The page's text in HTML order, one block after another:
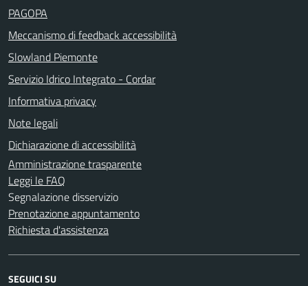
PAGOPA
Meccanismo di feedback accessibilità
Slowland Piemonte
Servizio Idrico Integrato - Cordar
Informativa privacy
Note legali
Dichiarazione di accessibilità
Amministrazione trasparente
Leggi le FAQ
Segnalazione disservizio
Prenotazione appuntamento
Richiesta d'assistenza
SEGUICI SU